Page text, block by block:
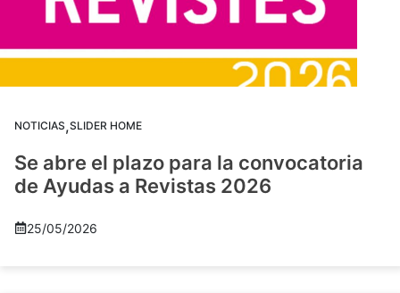
NOTICIAS,SLIDER HOME
Se abre el plazo para la convocatoria
de Ayudas a Revistas 2026
25/05/2026